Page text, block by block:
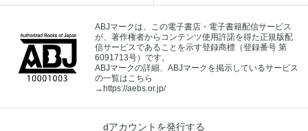
ABJマークは、この電子書店・電子書籍配信サービス
が、著作権者からコンテンツ使用許諾を得た正規版配
信サービスであることを示す登録商標（登録番号 第
6091713号）です。
ABJマークの詳細、ABJマークを掲示しているサービス
の一覧はこちら
→https://aebs.or.jp/
dアカウントを発行する